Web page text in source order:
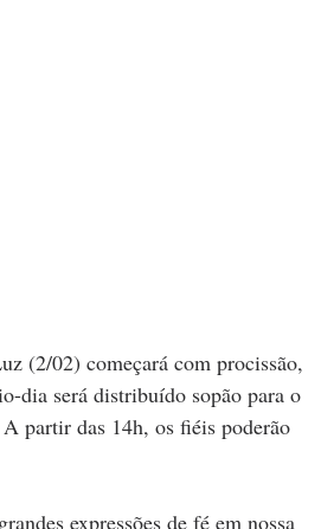
(2/02) começará com procissão,
dia será distribuído sopão para o
partir das 14h, os fiéis poderão
expressões de fé em nossa